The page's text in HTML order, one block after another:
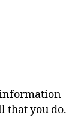
that you do.